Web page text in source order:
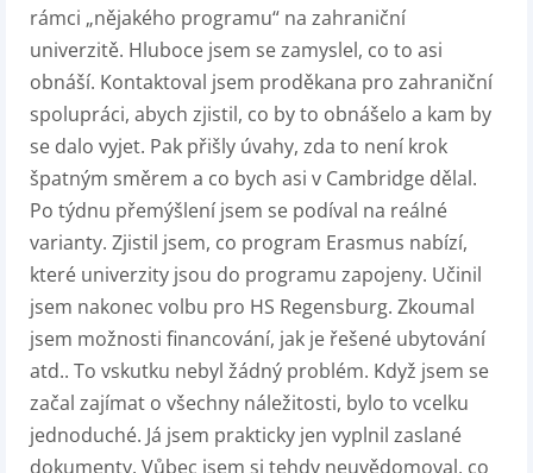
rámci „nějakého programu“ na zahraniční
univerzitě. Hluboce jsem se zamyslel, co to asi
obnáší. Kontaktoval jsem proděkana pro zahraniční
spolupráci, abych zjistil, co by to obnášelo a kam by
se dalo vyjet. Pak přišly úvahy, zda to není krok
špatným směrem a co bych asi v Cambridge dělal.
Po týdnu přemýšlení jsem se podíval na reálné
varianty. Zjistil jsem, co program Erasmus nabízí,
které univerzity jsou do programu zapojeny. Učinil
jsem nakonec volbu pro HS Regensburg. Zkoumal
jsem možnosti financování, jak je řešené ubytování
atd.. To vskutku nebyl žádný problém. Když jsem se
začal zajímat o všechny náležitosti, bylo to vcelku
jednoduché. Já jsem prakticky jen vyplnil zaslané
dokumenty. Vůbec jsem si tehdy neuvědomoval, co